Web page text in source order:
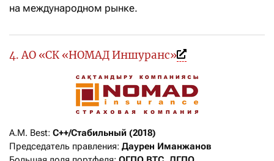
на международном рынке.
4. АО «СК «НОМАД Иншуранс»
А.M. Best: C++/Стабильный (2018)
Председатель правления: Даурен Иманжанов